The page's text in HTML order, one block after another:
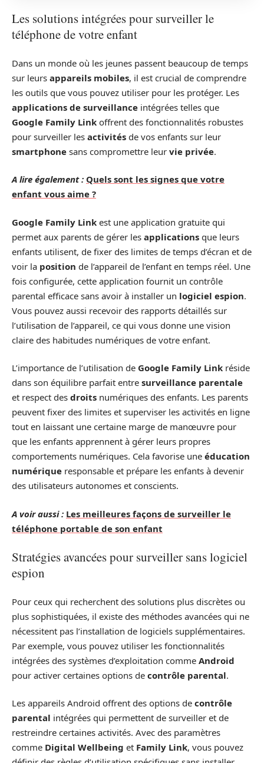
Les solutions intégrées pour surveiller le
téléphone de votre enfant
Dans un monde où les jeunes passent beaucoup de temps
sur leurs appareils mobiles, il est crucial de comprendre
les outils que vous pouvez utiliser pour les protéger. Les
applications de surveillance intégrées telles que
Google Family Link offrent des fonctionnalités robustes
pour surveiller les activités de vos enfants sur leur
smartphone sans compromettre leur vie privée.
A lire également : Quels sont les signes que votre
enfant vous aime ?
Google Family Link est une application gratuite qui
permet aux parents de gérer les applications que leurs
enfants utilisent, de fixer des limites de temps d’écran et de
voir la position de l’appareil de l’enfant en temps réel. Une
fois configurée, cette application fournit un contrôle
parental efficace sans avoir à installer un logiciel espion.
Vous pouvez aussi recevoir des rapports détaillés sur
l’utilisation de l’appareil, ce qui vous donne une vision
claire des habitudes numériques de votre enfant.
L’importance de l’utilisation de Google Family Link réside
dans son équilibre parfait entre surveillance parentale
et respect des droits numériques des enfants. Les parents
peuvent fixer des limites et superviser les activités en ligne
tout en laissant une certaine marge de manœuvre pour
que les enfants apprennent à gérer leurs propres
comportements numériques. Cela favorise une éducation
numérique responsable et prépare les enfants à devenir
des utilisateurs autonomes et conscients.
A voir aussi : Les meilleures façons de surveiller le
téléphone portable de son enfant
Stratégies avancées pour surveiller sans logiciel
espion
Pour ceux qui recherchent des solutions plus discrètes ou
plus sophistiquées, il existe des méthodes avancées qui ne
nécessitent pas l’installation de logiciels supplémentaires.
Par exemple, vous pouvez utiliser les fonctionnalités
intégrées des systèmes d’exploitation comme Android
pour activer certaines options de contrôle parental.
Les appareils Android offrent des options de contrôle
parental intégrées qui permettent de surveiller et de
restreindre certaines activités. Avec des paramètres
comme Digital Wellbeing et Family Link, vous pouvez